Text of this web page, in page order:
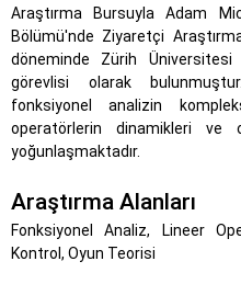
Araştırma Bursuyla Adam
Bölümü'nde Ziyaretçi
döneminde Zürih
görevlisi olarak bulunmuştur.
fonksiyonel analizin
operatörlerin dinamikleri ve
yoğunlaşmaktadır.
Araştırma Alanları
Fonksiyonel Analiz, Lineer
Kontrol, Oyun Teorisi